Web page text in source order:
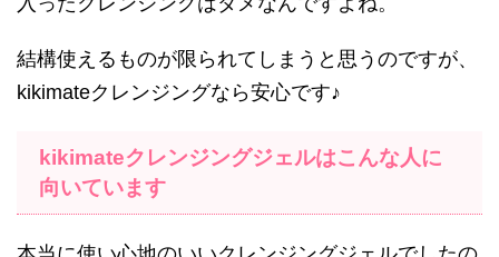
結構使えるものが限られてしまうと思うのですが、
kikimateクレンジングなら安心です♪
kikimateクレンジングジェルはこんな人に
向いています